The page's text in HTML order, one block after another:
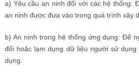
a) Yêu cầu an ninh đối với các hệ thống:
an ninh được đưa vào trong quá trình xây
b) An ninh trong hệ thống ứng dụng: Để
đổi hoặc lạm dụng dữ liệu người sử
dụng.